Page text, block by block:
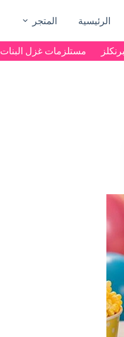
الرئيسية المتجر
مستلزمات غزل البنات